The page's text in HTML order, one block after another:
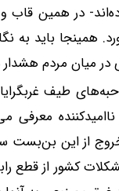
در همین قاب
همینجا باید به
در میان مردم
طیف
از این بن‌بست
کشور از قطع